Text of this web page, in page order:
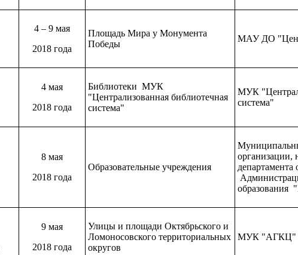
4 – 9 мая
2018 года
Площадь Мира у Монумента
Победы
МАУ ДО
4 мая
2018 года
Библиотеки МУК
"Централизованная библиотечная
система"
МУК
система"
8 мая
2018 года
Образовательные учреждения
организации,
департамента
образования
9 мая
2018 года
Улицы и площади Октябрьского и
Ломоносовского территориальных
округов
МУК "АГКЦ"